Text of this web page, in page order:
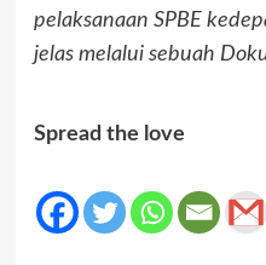
pelaksanaan SPBE
jelas melalui sebuah
Spread the love